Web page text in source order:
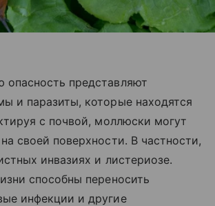
опасность представляют
и паразиты, которые находятся
с почвой, моллюски могут
своей поверхности. В частности,
инвазиях и листериозе.
способны переносить
инфекции и другие